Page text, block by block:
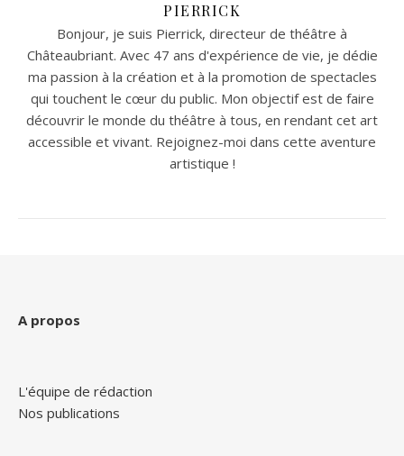
PIERRICK
Bonjour, je suis Pierrick, directeur de théâtre à
Châteaubriant. Avec 47 ans d'expérience de vie, je dédie
ma passion à la création et à la promotion de spectacles
qui touchent le cœur du public. Mon objectif est de faire
découvrir le monde du théâtre à tous, en rendant cet art
accessible et vivant. Rejoignez-moi dans cette aventure
artistique !
A propos
L'équipe de rédaction
Nos publications